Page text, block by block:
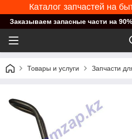
Каталог запчастей на
Заказываем запасные части на
Товары и услуги Запчасти